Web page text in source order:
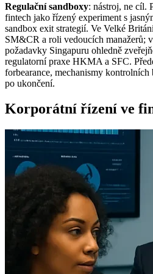
Regulační sandboxy: nástroj, ne cíl.
fintech jako řízený experiment s
sandbox exit strategií. Ve Velké
SM&CR a roli vedoucích manažerů;
požadavky Singapuru ohledně
regulatorní praxe HKMA a SFC.
forbearance, mechanismy
po ukončení.
Korporátní řízení ve